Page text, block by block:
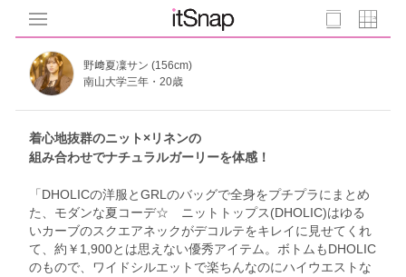
野﨑夏凜サン (156cm)
南山大学三年・20歳
着心地抜群のニット×リネンの
組み合わせでナチュラルガーリーを体感！
「DHOLICの洋服とGRLのバッグで全身をプチプラにまとめ
た、モダンな夏コーデ☆ ニットトップス(DHOLIC)はゆる
いカーブのスクエアネックがデコルテをキレイに見せてくれ
て、約￥1,900とは思えない優秀アイテム。ボトムもDHOLIC
のもので、ワイドシルエットで楽ちんなのにハイウエストな